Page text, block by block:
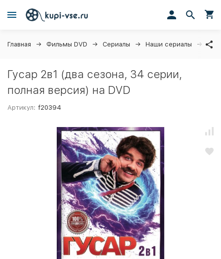
Главная Фильмы DVD Сериалы Наши сериалы
Гусар 2в1 (два сезона, 34 серии,
полная версия) на DVD
Артикул: f20394